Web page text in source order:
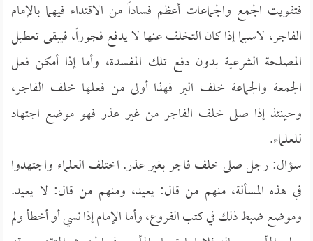
فتفويت الجمع والجماعات أعظم فساداً من الاقتداء فيهما بالإمام
الفاجر، لاسيما إذا كان التخلف عنها لا يدفع فجوراً، فيبقى تعطيل
المصلحة الشرعية بدون دفع تلك المفسدة، وأما إذا أمكن فعل
الجمعة والجماعة خلف البر فهذا أولى من فعلها خلف الفاجر،
وحينئذ إذا صلى خلف الفاجر من غير عذر فهو موضع اجتهاد
للعلماء.
سؤال: رجل صلى خلف فاجر بغير عذر. اختلف العلماء واجتهدوا
في هذه المسألة، منهم من قال: يعيد، ومنهم من قال: لا يعيد.
وموضع ضبط ذلك في كتب الفروع، وأما الإمام إذا نسي أو أخطأ ولم